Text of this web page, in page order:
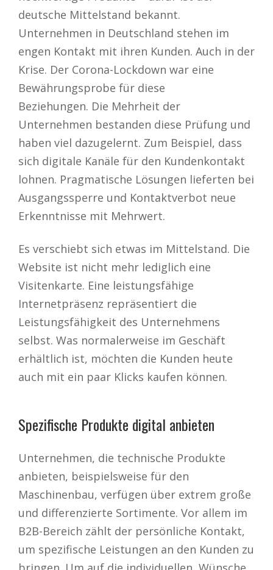
deutsche Mittelstand bekannt.
Unternehmen in Deutschland stehen im
engen Kontakt mit ihren Kunden. Auch in der
Krise. Der Corona-Lockdown war eine
Bewährungsprobe für diese
Beziehungen. Die Mehrheit der
Unternehmen bestanden diese Prüfung und
haben viel dazugelernt. Zum Beispiel, dass
sich digitale Kanäle für den Kundenkontakt
lohnen. Pragmatische Lösungen lieferten bei
Ausgangssperre und Kontaktverbot neue
Erkenntnisse mit Mehrwert.
Es verschiebt sich etwas im Mittelstand. Die
Website ist nicht mehr lediglich eine
Visitenkarte. Eine leistungsfähige
Internetpräsenz repräsentiert die
Leistungsfähigkeit des Unternehmens
selbst. Was normalerweise im Geschäft
erhältlich ist, möchten die Kunden heute
auch mit ein paar Klicks kaufen können.
Spezifische Produkte digital anbieten
Unternehmen, die technische Produkte
anbieten, beispielsweise für den
Maschinenbau, verfügen über extrem große
und differenzierte Sortimente. Vor allem im
B2B-Bereich zählt der persönliche Kontakt,
um spezifische Leistungen an den Kunden zu